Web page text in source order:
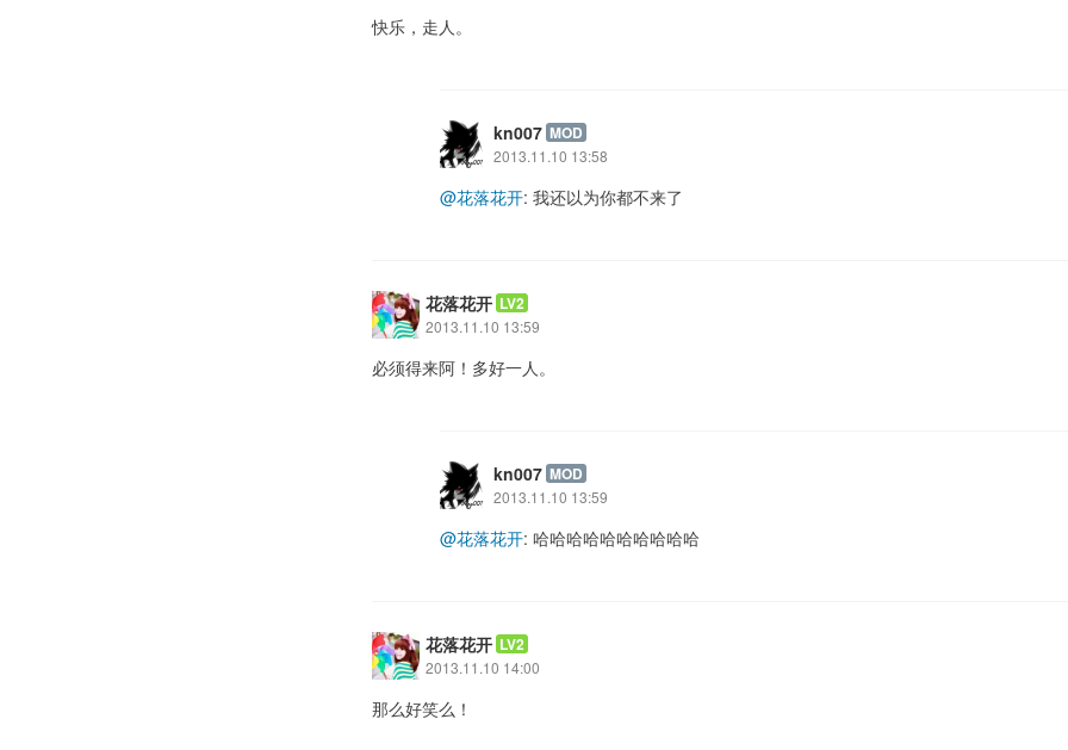
快乐，走人。
kn007 MOD
2013.11.10 13:58
@花落花开: 我还以为你都不来了
花落花开 LV2
2013.11.10 13:59
必须得来阿！多好一人。
kn007 MOD
2013.11.10 13:59
@花落花开: 哈哈哈哈哈哈哈哈哈哈
花落花开 LV2
2013.11.10 14:00
那么好笑么！